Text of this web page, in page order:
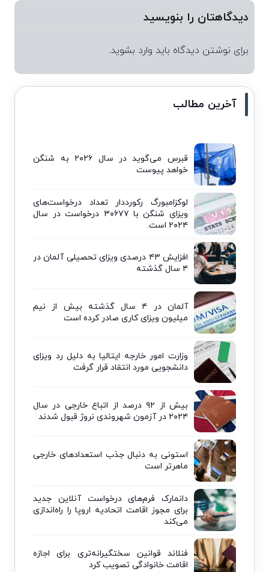
دیدگاهتان را بنویسید
برای نوشتن دیدگاه باید وارد بشوید.
آخرین مطالب
قبرس می‌گوید در سال ۲۰۲۶ به شنگن
خواهد پیوست
لوکزامبورگ رکورددار تعداد درخواست‌های
ویزای شنگن با ۳۰۶۷۷ درخواست در سال
۲۰۲۴ است.
افزایش ۴۳ درصدی ویزای تحصیلی آلمان در
۴ سال گذشته
آلمان در ۴ سال گذشته بیش از نیم
میلیون ویزای کاری صادر کرده است
وزارت امور خارجه ایتالیا به دلیل رد ویزای
دانشجویی مورد انتقاد قرار گرفت
بیش از ۹۲ درصد از اتباع خارجی در سال
۲۰۲۴ در آزمون شهروندی نروژ قبول شدند
استونی به دنبال جذب استعدادهای خارجی
ماهرتر است
دانمارک فرم‌های درخواست آنلاین جدید
برای مجوز اقامت اتحادیه اروپا را راه‌اندازی
می‌کند
فنلاند قوانین سختگیرانه‌تری برای اجازه
اقامت خانوادگی تصویب کرد